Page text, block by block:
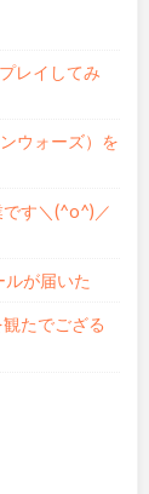
レイしてみ
ウォーズ）を
す＼(^o^)／
ルが届いた
たでござる